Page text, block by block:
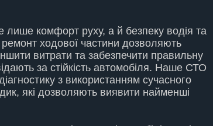
лише комфорт руху, а й безпеку водія та
ремонт ходової частини дозволяють
витрати та забезпечити правильну
за стійкість автомобіля. Наше СТО
з використанням сучасного
які дозволяють виявити найменші